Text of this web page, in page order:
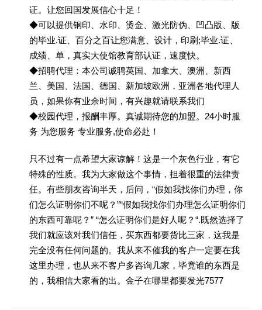
证。让您回国发展信心十足！
◆可以提供钢印、水印、烫金、激光防伪、凹凸版、版
的毕业.证、百分之百让您满意、设计，印刷;毕业.证、
成绩、单，真实大使馆教育部认证，速度快。
◆招聘代理：本公司诚聘英国、加拿大、澳洲、新西
兰、美国、法国、德国、新加坡欧洲，亚洲各地代理人
员，如果你有业余时间，有兴趣就请联系我们
◆校园代理，报酬丰厚。真诚期待您的加盟。24小时服
务 为您服务 专业服务,使命必赴！
只不过有一点希望大家谅解！这是一个灰色行业，有它
特殊的性质。我为大家做这个事情，担着很重的法律责
任。有些朋友咨询半天，后问，“假如我找你们办理，你
们怎么证明你们不呢？”“假如我找你们办理怎么证明你们
的东西可靠呢？” “怎么证明你们是好人呢？“.既然选择了
我们就应该对我们信任，买东西都要货比三家，这我是
完全没有任何问题的。我从来不催我的客户一定要在我
这里办理，也从来不客户多咨询几家，毕竟谁的东西是
的，我相信大家看的出。金子在哪里都要发光7577